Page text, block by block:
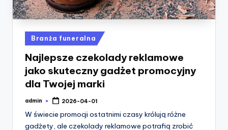
Posted
in
Branża funeralna
Najlepsze czekolady reklamowe
jako skuteczny gadżet promocyjny
dla Twojej marki
Posted
admin 2026-04-01
W świecie promocji ostatnimi czasy królują różne
gadżety, ale czekolady reklamowe potrafią zrobić